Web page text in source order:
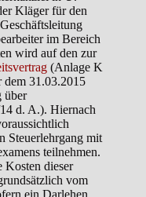
Kläger für den
im Bereich
wird auf den zur
(Anlage K
31.03.2015
über
d. A.). Hiernach
Steuerlehrgang mit
teilnehmen.
Kosten dieser
vom
ein Darlehen